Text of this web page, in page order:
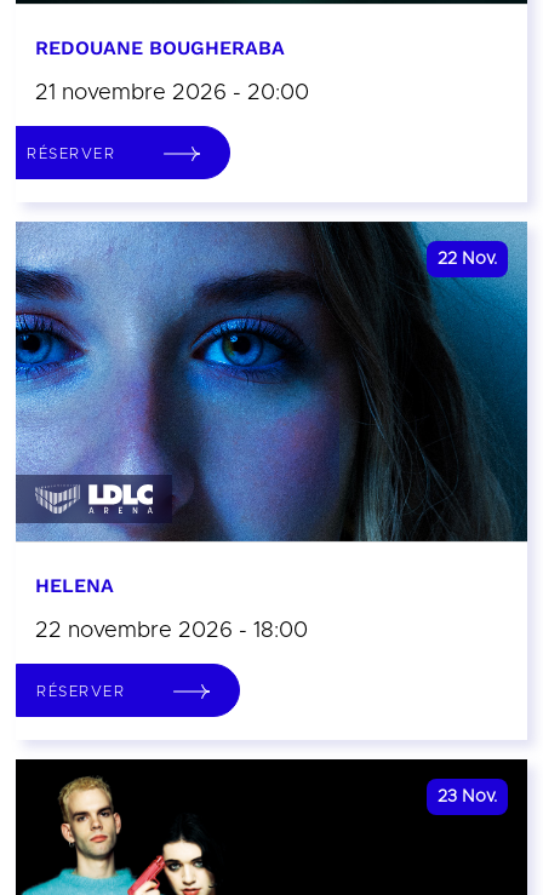
REDOUANE BOUGHERABA
21 novembre 2026 - 20:00
RÉSERVER
22 Nov.
HELENA
22 novembre 2026 - 18:00
RÉSERVER
23 Nov.